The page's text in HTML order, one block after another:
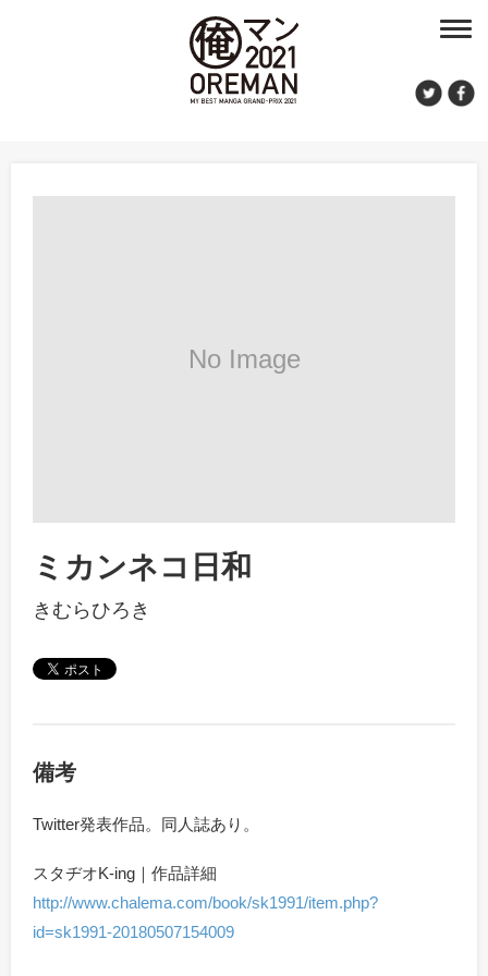
ミカンネコ日和
きむらひろき
備考
Twitter発表作品。同人誌あり。
スタヂオK-ing｜作品詳細
http://www.chalema.com/book/sk1991/item.php?
id=sk1991-20180507154009